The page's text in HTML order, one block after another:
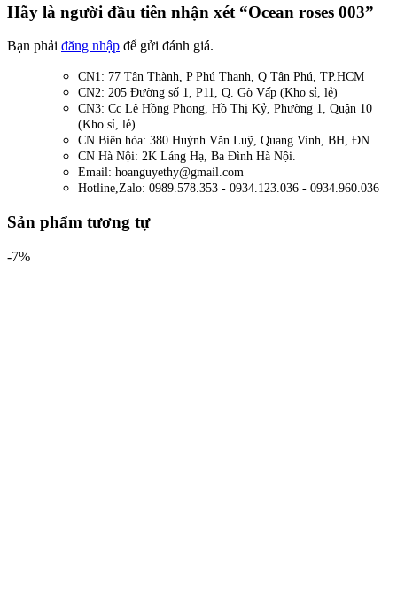
Hãy là người đầu tiên nhận xét “Ocean roses 003”
Bạn phải đăng nhập để gửi đánh giá.
CN1: 77 Tân Thành, P Phú Thạnh, Q Tân Phú, TP.HCM
CN2: 205 Đường số 1, P11, Q. Gò Vấp (Kho sỉ, lẻ)
CN3: Cc Lê Hồng Phong, Hồ Thị Kỷ, Phường 1, Quận 10
(Kho sỉ, lẻ)
CN Biên hòa: 380 Huỳnh Văn Luỹ, Quang Vinh, BH, ĐN
CN Hà Nội: 2K Láng Hạ, Ba Đình Hà Nội.
Email: hoanguyethy@gmail.com
Hotline,Zalo: 0989.578.353 - 0934.123.036 - 0934.960.036
Sản phẩm tương tự
-7%